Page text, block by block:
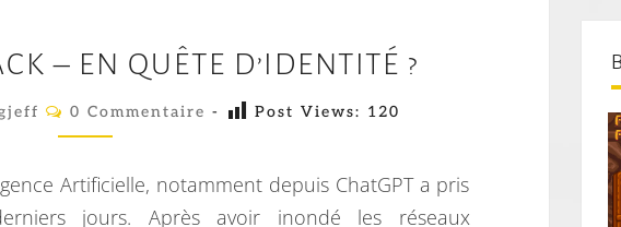
O
N
S
– EN QUÊTE D’IDENTITÉ ?
C
M
E
N
T
0 Commentaire - Post Views: 120
Artificielle, notamment depuis ChatGPT a pris
jours. Après avoir inondé les réseaux